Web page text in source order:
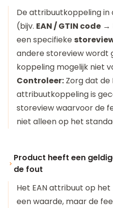
De attribuutkoppeling
(bijv. EAN / GTIN code →
een specifieke
andere storeview wordt
koppeling mogelijk niet
Controleer: Zorg dat de
attribuutkoppeling is
storeview waarvoor de
niet alleen op het
Product heeft een
de fout
Het EAN attribuut op
een waarde, maar de